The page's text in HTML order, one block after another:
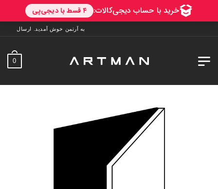
به آرتمن خوش آمدید. ارسال به سراسر ایران. 7 روز فرصت تست در منزل. 1 سال
0